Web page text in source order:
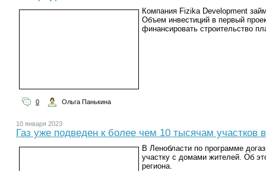
Компания Fizika Development
Объем инвестиций в первый
финансировать строительство
0 Ольга Панькина
10 января 2023
Газ уже подведен к более чем 10 тысячам участков
В Ленобласти по программе
участку с домами жителей. Об
региона.